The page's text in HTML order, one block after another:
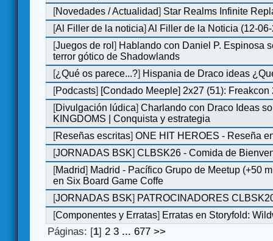
[Novedades / Actualidad] Star Realms Infinite
[Al Filler de la noticia]Al Filler de la Noticia (12-
[Juegos de rol] Hablando con Daniel P. Espinosa
terror gótico de Shadowlands
[¿Qué os parece...?] Hispania de Draco ideas
[Podcasts] [Condado Meeple] 2x27 (51): Freakcon
[Divulgación lúdica]Charlando con Draco Ideas
KINGDOMS | Conquista y estrategia
[Reseñas escritas]ONE HIT HEROES - Reseña
[JORNADAS BSK]CLBSK26 - Comida de
[Madrid] Madrid - Pacífico Grupo de Meetup (+50
en Six Board Game Coffe
[JORNADAS BSK] PATROCINADORES
[Componentes y Erratas] Erratas en Storyfold:
Páginas: [1]2 3 ...677 >>